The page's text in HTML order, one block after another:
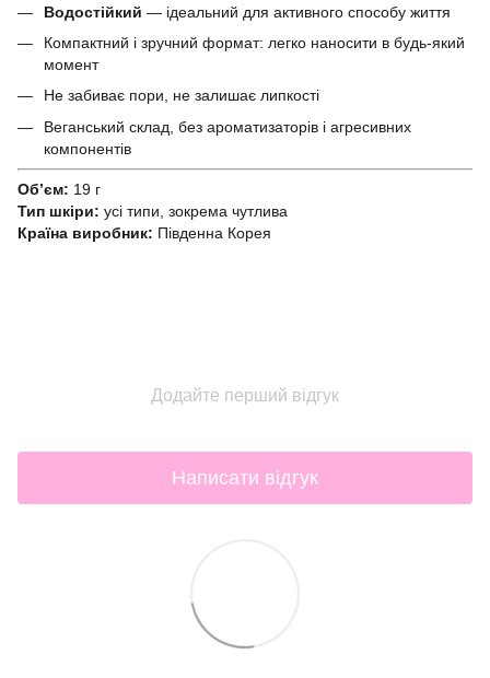
Водостійкий — ідеальний для активного способу життя
Компактний і зручний формат: легко наносити в будь-який
момент
Не забиває пори, не залишає липкості
Веганський склад, без ароматизаторів і агресивних
компонентів
Обʼєм: 19 г
Тип шкіри: усі типи, зокрема чутлива
Країна виробник: Південна Корея
Додайте перший відгук
Написати відгук